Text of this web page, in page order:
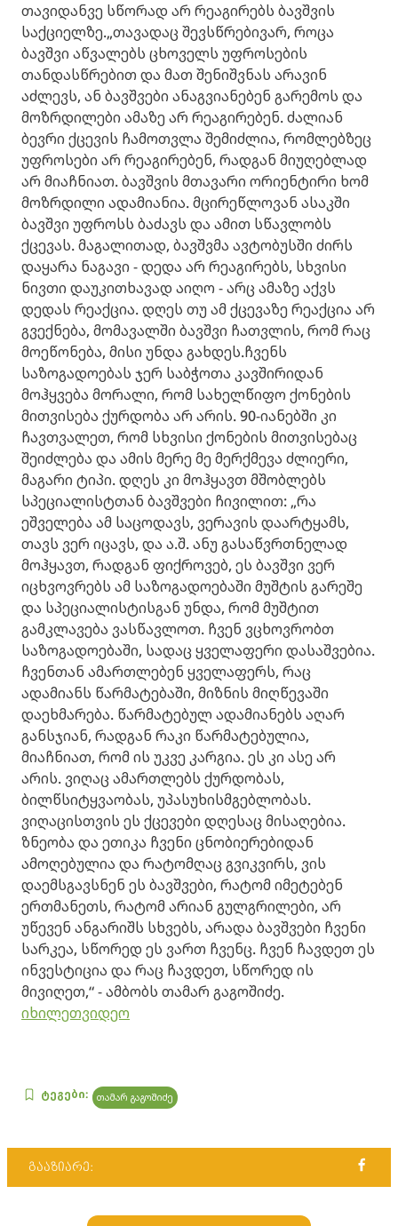
თავიდანვე სწორად არ რეაგირებს ბავშვის
საქციელზე.„თავადაც შევსწრებივარ, როცა
ბავშვი აწვალებს ცხოველს უფროსების
თანდასწრებით და მათ შენიშვნას არავინ
აძლევს, ან ბავშვები ანაგვიანებენ გარემოს და
მოზრდილები ამაზე არ რეაგირებენ. ძალიან
ბევრი ქცევის ჩამოთვლა შემიძლია, რომლებზეც
უფროსები არ რეაგირებენ, რადგან მიუღებლად
არ მიაჩნიათ. ბავშვის მთავარი ორიენტირი ხომ
მოზრდილი ადამიანია. მცირეწლოვან ასაკში
ბავშვი უფროსს ბაძავს და ამით სწავლობს
ქცევას. მაგალითად, ბავშვმა ავტობუსში ძირს
დაყარა ნაგავი - დედა არ რეაგირებს, სხვისი
ნივთი დაუკითხავად აიღო - არც ამაზე აქვს
დედას რეაქცია. დღეს თუ ამ ქცევაზე რეაქცია არ
გვექნება, მომავალში ბავშვი ჩათვლის, რომ რაც
მოეწონება, მისი უნდა გახდეს.ჩვენს
საზოგადოებას ჯერ საბჭოთა კავშირიდან
მოჰყვება მორალი, რომ სახელწიფო ქონების
მითვისება ქურდობა არ არის. 90-იანებში კი
ჩავთვალეთ, რომ სხვისი ქონების მითვისებაც
შეიძლება და ამის მერე მე მერქმევა ძლიერი,
მაგარი ტიპი. დღეს კი მოჰყავთ მშობლებს
სპეციალისტთან ბავშვები ჩივილით: „რა
ეშველება ამ საცოდავს, ვერავის დაარტყამს,
თავს ვერ იცავს, და ა.შ. ანუ გასაწვრთნელად
მოჰყავთ, რადგან ფიქროვებ, ეს ბავშვი ვერ
იცხვოვრებს ამ საზოგადოებაში მუშტის გარეშე
და სპეციალისტისგან უნდა, რომ მუშტით
გამკლავება ვასწავლოთ. ჩვენ ვცხოვრობთ
საზოგადოებაში, სადაც ყველაფერი დასაშვებია.
ჩვენთან ამართლებენ ყველაფერს, რაც
ადამიანს წარმატებაში, მიზნის მიღწევაში
დაეხმარება. წარმატებულ ადამიანებს აღარ
განსჯიან, რადგან რაკი წარმატებულია,
მიაჩნიათ, რომ ის უკვე კარგია. ეს კი ასე არ
არის. ვიღაც ამართლებს ქურდობას,
ბილწსიტყვაობას, უპასუხისმგებლობას.
ვიღაცისთვის ეს ქცევები დღესაც მისაღებია.
ზნეობა და ეთიკა ჩვენი ცნობიერებიდან
ამოღებულია და რატომღაც გვიკვირს, ვის
დაემსგავსნენ ეს ბავშვები, რატომ იმეტებენ
ერთმანეთს, რატომ არიან გულგრილები, არ
უწევენ ანგარიშს სხვებს, არადა ბავშვები ჩვენი
სარკეა, სწორედ ეს ვართ ჩვენც. ჩვენ ჩავდეთ ეს
ინვესტიცია და რაც ჩავდეთ, სწორედ ის
მივიღეთ,“ - ამბობს თამარ გაგოშიძე.
იხილეთვიდეო
ტეგები: თამარ გაგოშიძე
გააზიარე: